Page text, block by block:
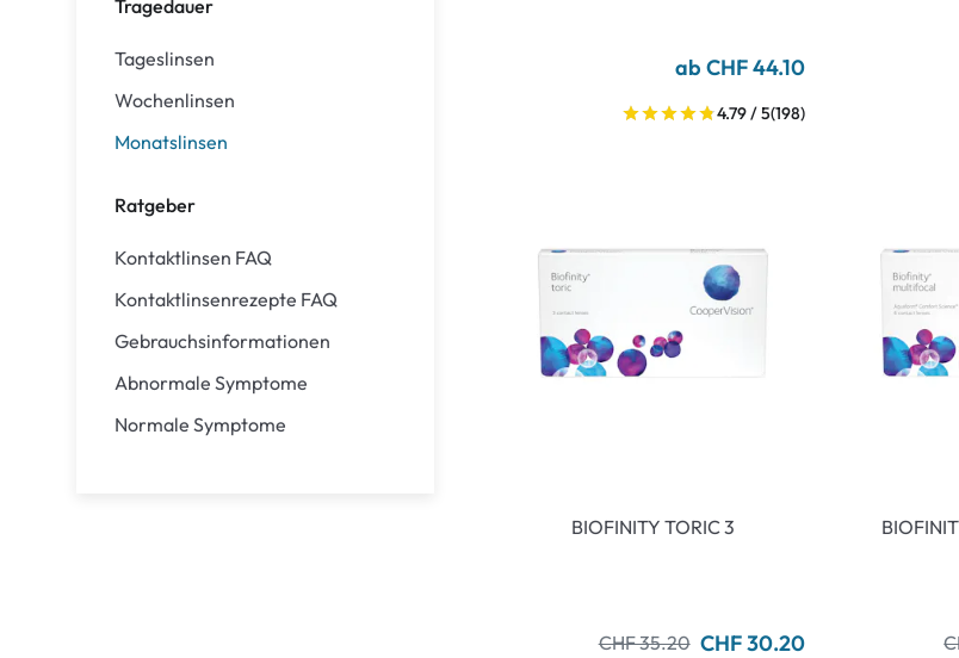
Tragedauer
Tageslinsen
Wochenlinsen
Monatslinsen
Ratgeber
Kontaktlinsen FAQ
Kontaktlinsenrezepte FAQ
Gebrauchsinformationen
Abnormale Symptome
Normale Symptome
ab CHF 44.10
4.79 / 5(198)
BIOFINITY TORIC 3
CHF 35.20 CHF 30.20